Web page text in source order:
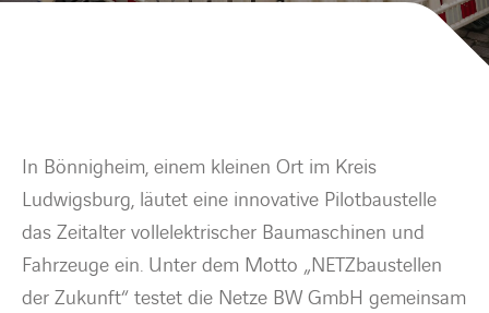
In Bönnigheim, einem kleinen Ort im Kreis
Ludwigsburg, läutet eine innovative Pilotbaustelle
das Zeitalter vollelektrischer Baumaschinen und
Fahrzeuge ein. Unter dem Motto „NETZbaustellen
der Zukunft“ testet die Netze BW GmbH gemeinsam